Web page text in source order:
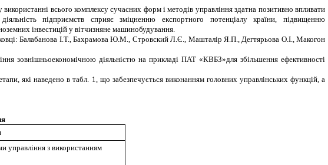
всього комплексу сучасних форм і методів управління здатна позитивно впливати
підприємств сприяє зміцненню експортного потенціалу країни, підвищенню
інвестицій у вітчизняне машинобудування.
Балабанова І.Т., Бахрамова Ю.М., Стровский Л.Є., Машталір Я.П., Дегтярьова О.І., Макогон
зовнішньоекономічною діяльністю на прикладі ПАТ «КВБЗ»для збільшення ефективності
які наведено в табл. 1, що забезпечується виконанням головних управлінських функцій, а
управління з використанням